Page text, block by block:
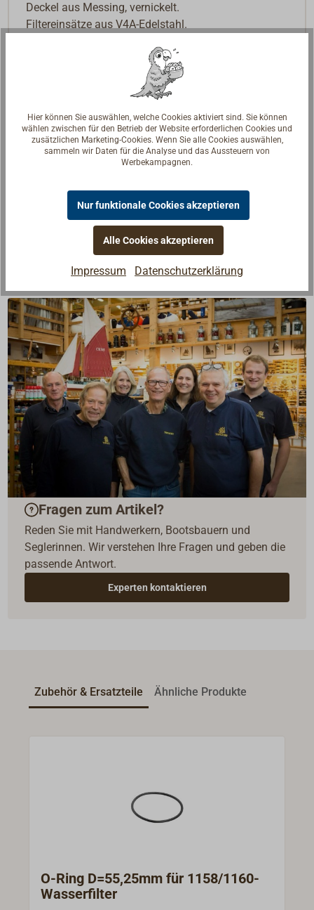
Deckel aus Messing, vernickelt.
Filtereinsätze aus V4A-Edelstahl.
einfache Inspektion und Reinigung.
Kunststoff - Deckelschlüssel liegt bei.
Weitere Ausführungen und Größen sind lieferbar.
Zugelassen von RINA.
Downloads
Datenblatt
Fragen zum Artikel?
Reden Sie mit Handwerkern, Bootsbauern und
Seglerinnen. Wir verstehen Ihre Fragen und geben die
passende Antwort.
Experten kontaktieren
Zubehör & Ersatzteile Ähnliche Produkte
O-Ring D=55,25mm für 1158/1160-
Wasserfilter
Hier können Sie auswählen, welche Cookies aktiviert sind. Sie können
wählen zwischen für den Betrieb der Website erforderlichen Cookies und
zusätzlichen Marketing-Cookies. Wenn Sie alle Cookies auswählen,
sammeln wir Daten für die Analyse und das Aussteuern von
Werbekampagnen.
Nur funktionale Cookies akzeptieren
Alle Cookies akzeptieren
Impressum Datenschutzerklärung